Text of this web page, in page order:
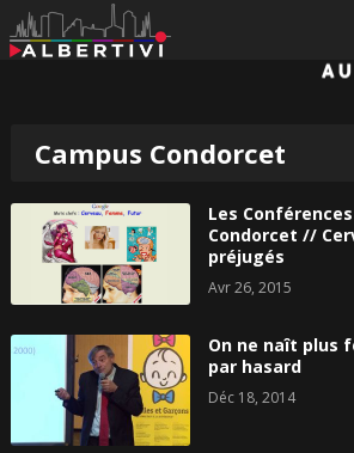
Campus Condorcet
Les
Condorcet //
préjugés
Avr 26, 2015
On ne naît plus
par hasard
Déc 18, 2014